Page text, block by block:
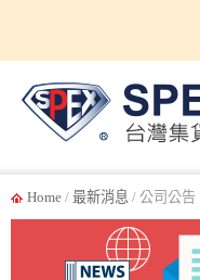
Home / 最新消息 / 公司公告